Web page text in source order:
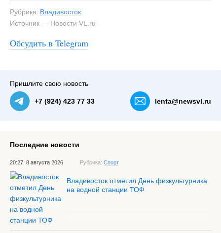
Рубрика: Владивосток
Источник — Новости VL.ru
Обсудить в Telegram
Пришлите свою новость
+7 (924) 423 77 33 lenta@newsvl.ru
Последние новости
20:27, 8 августа 2026 Рубрика: Спорт
Владивосток отметил День физкультурника
на водной станции ТОФ